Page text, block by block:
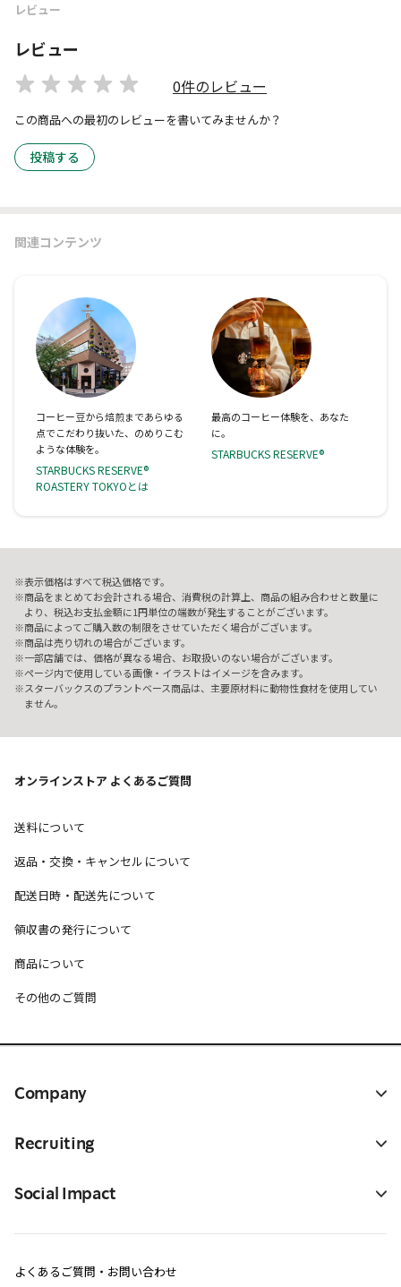
レビュー
レビュー
0件のレビュー
この商品への最初のレビューを書いてみませんか？
投稿する
関連コンテンツ
コーヒー豆から焙煎まであらゆる
点でこだわり抜いた、のめりこむ
ような体験を。
STARBUCKS RESERVE®
ROASTERY TOKYOとは
最高のコーヒー体験を、あなた
に。
STARBUCKS RESERVE®
表示価格はすべて税込価格です。
商品をまとめてお会計される場合、消費税の計算上、商品の組み合わせと数量に
より、税込お支払金額に1円単位の端数が発生することがございます。
商品によってご購入数の制限をさせていただく場合がございます。
商品は売り切れの場合がございます。
一部店舗では、価格が異なる場合、お取扱いのない場合がございます。
ページ内で使用している画像・イラストはイメージを含みます。
スターバックスのプラントベース商品は、主要原材料に動物性食材を使用してい
ません。
オンラインストア よくあるご質問
送料について
返品・交換・キャンセルについて
配送日時・配送先について
領収書の発行について
商品について
その他のご質問
Company
Recruiting
Social Impact
よくあるご質問・お問い合わせ